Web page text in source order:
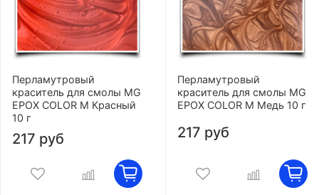
Перламутровый
краситель для смолы MG
EPOX COLOR M Красный
10 г
217 руб
Перламутровый
краситель для смолы MG
EPOX COLOR M Медь 10 г
217 руб